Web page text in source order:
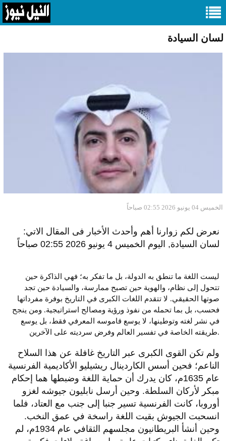
لسان السيادة
الخميس 04 يونيو 2026 02:55 صباحاً
نعرض لكم زوارنا أهم وأحدث الأخبار فى المقال الاتي:
لسان السيادة, اليوم الخميس 4 يونيو 2026 02:55 صباحاً
ليست اللغة ما تنطق به الدولة، بل ما تفكر به؛ فهي الذاكرة حين
تتحول إلى نظام، والهوية حين تصبح ممارسة، والسيادة حين تجد
صوتها الحقيقي. لا تتقدم اللغات الكبرى في التاريخ بوفرة مفرداتها
فحسب، بل بما تحمله من نفوذ ورؤية ومصالح استراتيجية. ومن ينجح
في نشر لغته وتوطينها، لا يوسع قاموسه المعرفي فقط، بل يوسع
طريقته الخاصة في تفسير العالم وفرض سرديته على الآخرين.
ولم تكن القوى الكبرى عبر التاريخ غافلة عن هذا السلاح
الناعم؛ فحين أسس الكاردينال ريشيليو الأكاديمية الفرنسية
عام 1635م، كان يدرك أن حماية اللغة وضبطها هما إحكام
مبكر لأركان السلطة. وحين أرسل نابليون جيوشه لغزو
أوروبا، كانت الفرنسية تسير جنبا إلى جنب مع العتاد، فلما
انسحبت الجيوش بقيت اللغة راسخة في عمق النخب.
وحين أنشأ البريطانيون مجلسهم الثقافي عام 1934م، لم